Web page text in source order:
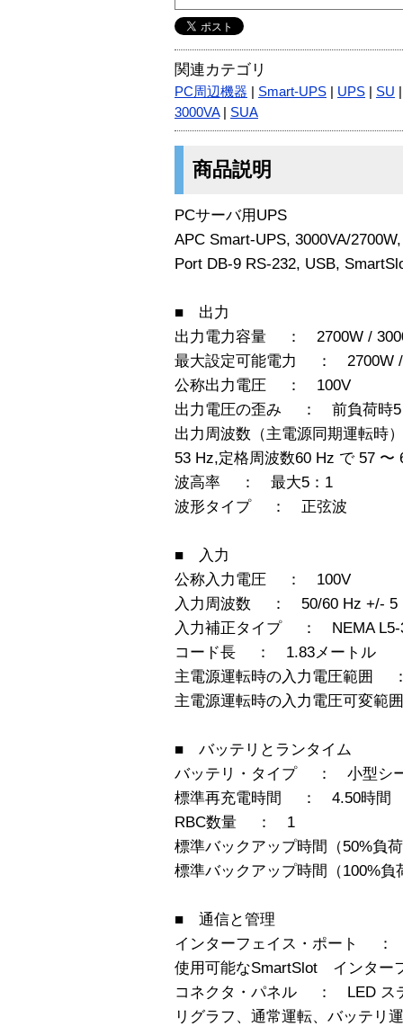
関連カテゴリ
PC周辺機器 Smart-UPS UPS SU
3000VA| SUA
商品説明
PCサーバ用UPS
APC Smart-UPS, 3000VA/
Port DB-9 RS-232, USB,
■ 出力
出力電力容量 ： 2700W /
最大設定可能電力 ： 2700W /
公称出力電圧 ： 100V
出力電圧の歪み ： 前負荷時5
出力周波数（主電源同期運転
53 Hz,定格周波数60 Hz で 57 〜
波高率 ： 最大5：1
波形タイプ ： 正弦波
■ 入力
公称入力電圧 ： 100V
入力周波数 ： 50/60 Hz +/- 5
入力補正タイプ ： NEMA L5-
コード長 ： 1.83メートル
主電源運転時の入力電圧範囲
主電源運転時の入力電圧可変
■ バッテリとランタイム
バッテリ・タイプ ： 小型シ
標準再充電時間 ： 4.50時間
RBC数量 ： 1
標準バックアップ時間（50%
標準バックアップ時間（100%
■ 通信と管理
インターフェイス・ポート ：
使用可能なSmartSlot インタ
コネクタ・パネル ： LED ス
リグラフ、通常運転、バッテリ